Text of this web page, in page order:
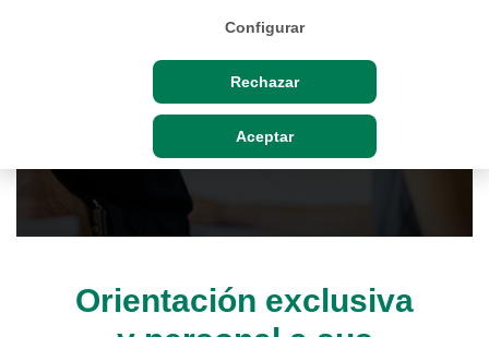
Configurar
Rechazar
Aceptar
Cajasiete dirigido a las necesidades
Solicitar asesoramiento
Orientación exclusiva